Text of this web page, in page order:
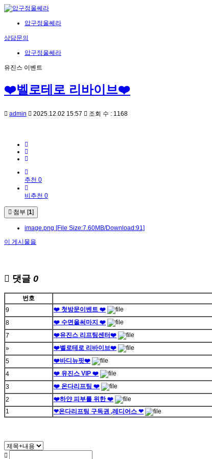
압구정울쎄라
상담문의
압구정울쎄라
유진스 이벤트
❤️벨로테로 리바이브❤️
admin 2025.12.02 15:57 조회 수 : 1168
추천 0
비추천 0
첨부 [1]
image.png [File Size:7.60MB/Download:91]
이 게시물을
댓글 0
번호
9
❤️ 첫방문이벤트 ❤️
8
❤️ 수면울써마지 ❤️
7
❤️유진스 리프팅센터❤️
»
❤️벨로테로 리바이브❤️
5
❤️바디뉴핏❤️
4
❤️ 유진스 VIP ❤️
3
❤️ 온다리프팅 ❤️
2
❤️하얀 피부를 위한 ❤️
1
❤온다리프팅 구독권 ,레디어스 ❤